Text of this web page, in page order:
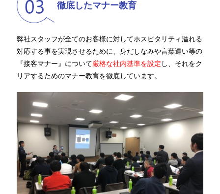
徹底したマナー教育
弊社スタッフが全てのお客様に対してホスピタリティ溢れる
対応する事を実現させるために、身だしなみや言葉遣い等の
『接客マナー』について厳格な社内基準を設定 し、それをク
リアするためのマナー教育を徹底しています。